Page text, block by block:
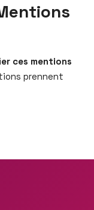
ces mentions
prennent